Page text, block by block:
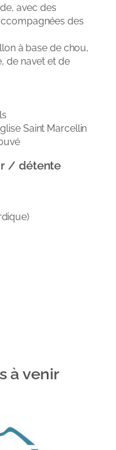
avec des
des
à base de chou,
de navet et de
Saint Marcellin
/ détente
à venir